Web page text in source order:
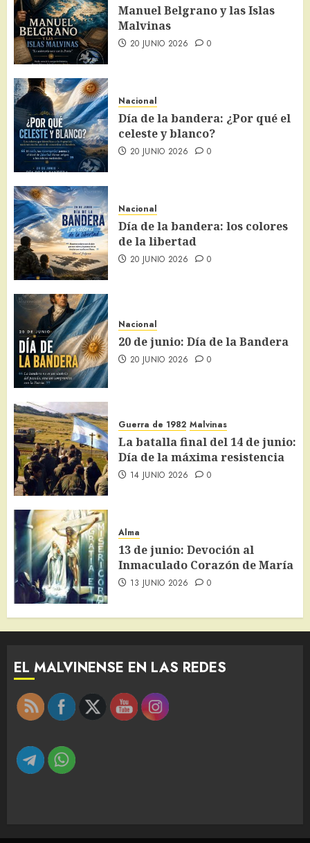
Manuel Belgrano y las Islas
Malvinas
20 JUNIO 2026 0
Nacional
Día de la bandera: ¿Por qué el
celeste y blanco?
20 JUNIO 2026 0
Nacional
Día de la bandera: los colores
de la libertad
20 JUNIO 2026 0
Nacional
20 de junio: Día de la Bandera
20 JUNIO 2026 0
Guerra de 1982 Malvinas
La batalla final del 14 de junio:
Día de la máxima resistencia
14 JUNIO 2026 0
Alma
13 de junio: Devoción al
Inmaculado Corazón de María
13 JUNIO 2026 0
EL MALVINENSE EN LAS REDES